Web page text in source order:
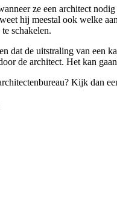
ze een architect
hij meestal ook welke
schakelen.
dat de uitstraling van een
de architect. Het kan
Kijk dan